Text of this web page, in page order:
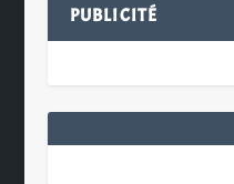
PUBLICITÉ